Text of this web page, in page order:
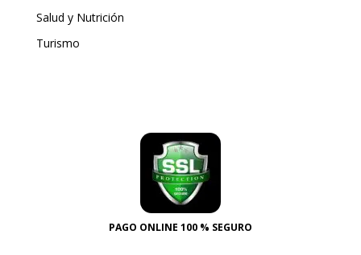
Salud y Nutrición
Turismo
PAGO ONLINE 100 % SEGURO